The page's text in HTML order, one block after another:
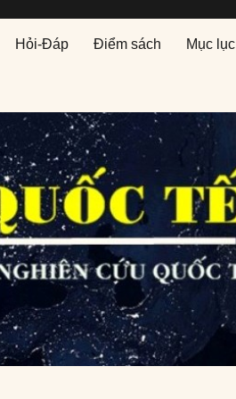
Hỏi-Đáp Điểm sách Mục lục